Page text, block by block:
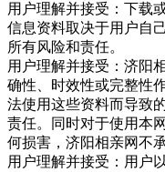
用户理解并接受：下载
信息资料取决于用户自
所有风险和责任。
用户理解并接受：济阳
确性、时效性或完整性
法使用这些资料而导致
责任。同时对于使用本
何损害，济阳相亲网不
用户理解并接受：用户